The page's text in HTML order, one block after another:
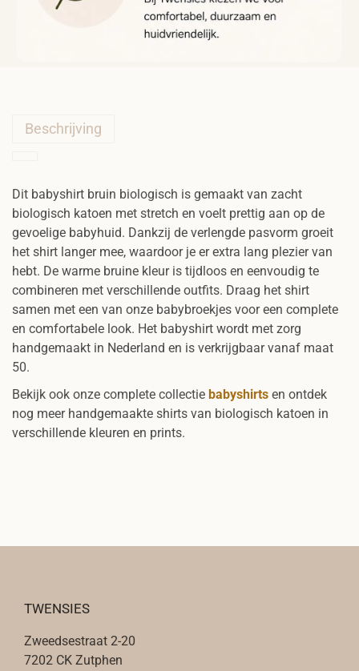
Beschrijving
Dit babyshirt bruin biologisch is gemaakt van zacht
biologisch katoen met stretch en voelt prettig aan op de
gevoelige babyhuid. Dankzij de verlengde pasvorm groeit
het shirt langer mee, waardoor je er extra lang plezier van
hebt. De warme bruine kleur is tijdloos en eenvoudig te
combineren met verschillende outfits. Draag het shirt
samen met een van onze babybroekjes voor een complete
en comfortabele look. Het babyshirt wordt met zorg
handgemaakt in Nederland en is verkrijgbaar vanaf maat
50.
Bekijk ook onze complete collectie babyshirts en ontdek
nog meer handgemaakte shirts van biologisch katoen in
verschillende kleuren en prints.
TWENSIES
Zweedsestraat 2-20
7202 CK Zutphen